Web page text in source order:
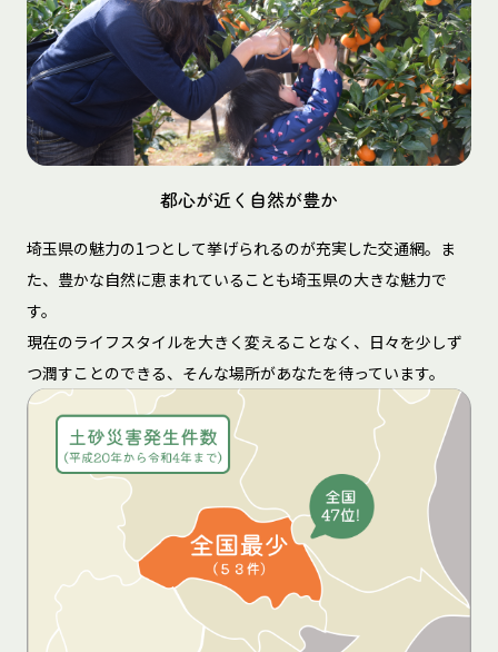
都心が近く自然が豊か
埼玉県の魅力の1つとして挙げられるのが充実した交通網。ま
た、豊かな自然に恵まれていることも埼玉県の大きな魅力で
す。
現在のライフスタイルを大きく変えることなく、日々を少しず
つ潤すことのできる、そんな場所があなたを待っています。